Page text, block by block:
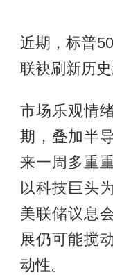
近期，标普
联袂刷新历史
市场乐观情
期，叠加半
来一周多重
以科技巨头
美联储议息
展仍可能搅
动性。